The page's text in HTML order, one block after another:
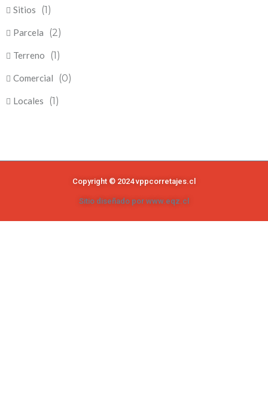
Sitios (1)
Parcela (2)
Terreno (1)
Comercial (0)
Locales (1)
Copyright © 2024 vppcorretajes.cl
Sitio diseñado por www.eqz.cl